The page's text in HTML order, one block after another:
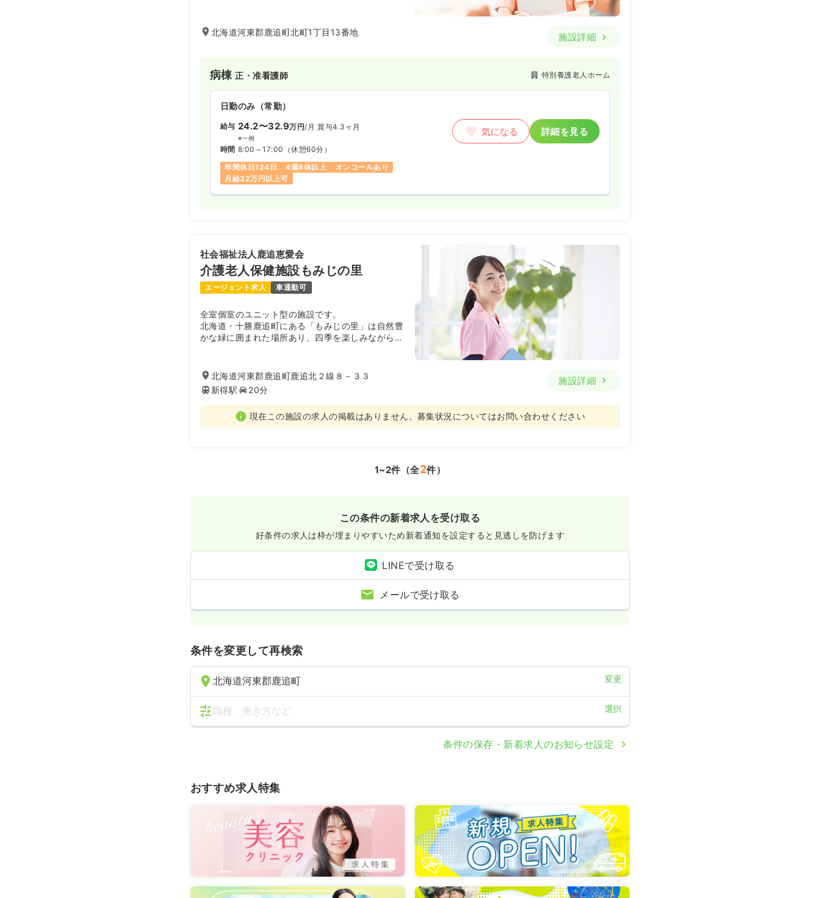
ています。
北海道河東郡鹿追町北町1丁目13番地 施設詳細
病棟正・准看護師 特別養護老人ホーム
日勤のみ（常勤）
給与 24.2〜32.9万円/月 賞与4.3ヶ月
※一例
時間 8:00～17:00 （休憩60分）
年間休日124日
4週8休以上
オンコールあり
月給32万円以上可
気になる 詳細を見る
社会福祉法人鹿追恵愛会
介護老人保健施設もみじの里
エージェント求人 車通勤可
全室個室のユニット型の施設です。
北海道・十勝鹿追町にある「もみじの里」は自然豊
かな緑に囲まれた場所あり、四季を楽しみながらお
からだにやさしい自然素材の珪藻土（けいそうど）
を使用しており、自然を日々感じながら安心で快適
な生活を営める介護老人保健施設です。
北海道河東郡鹿追町鹿追北２線８－３３
新得駅
20分
施設詳細
現在この施設の求人の掲載はありません 。 募集状況についてはお問い合わせください
1~2件（全2件）
この条件の新着求人を受け取る
好条件の求人は枠が埋まりやすいため新着通知を設定すると見逃しを防げます
LINEで受け取る
メールで受け取る
条件を変更して再検索
北海道河東郡鹿追町 変更
職種、働き方など 選択
条件の保存・新着求人のお知らせ設定
おすすめ求人特集